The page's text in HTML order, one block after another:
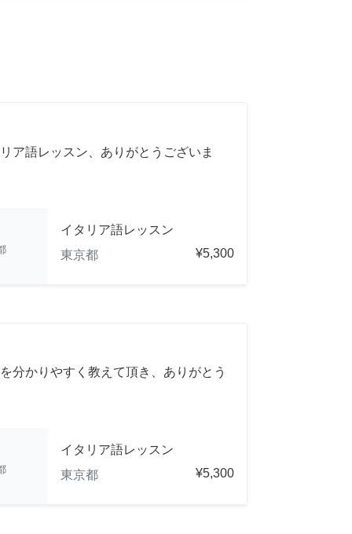
ア語レッスン、ありがとうございま
イタリア語レッスン
東京都
¥5,300
分かりやすく教えて頂き、ありがとう
イタリア語レッスン
東京都
¥5,300